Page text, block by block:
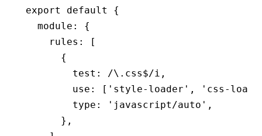
export default
{
  module
:
{
    rules
:
[
      {
        test
: /\.css$/i ,
        use
: [ 'style-loader' ,
'css-
        type
: 'javascript/auto' ,
      }
,